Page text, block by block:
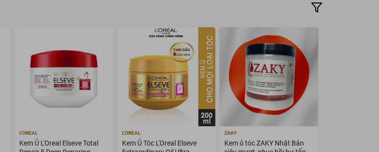
L'OREAL
Kem Ủ L'Oreal Elseve Total
L'OREAL
Kem Ủ Tóc L'Oreal Elseve
ZAKY
Kem ủ tóc ZAKY Nhật Bản